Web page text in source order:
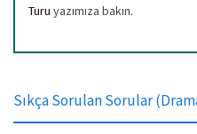
Turu yazımıza bakın.
Sıkça Sorulan Sorular